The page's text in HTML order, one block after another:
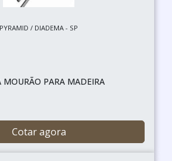
PYRAMID / DIADEMA - SP
MOURÃO PARA MADEIRA
Cotar agora